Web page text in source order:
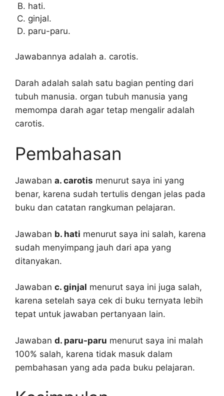
hati.
ginjal.
paru-paru.
Jawabannya adalah a. carotis.
Darah adalah salah satu bagian penting dari
tubuh manusia. organ tubuh manusia yang
memompa darah agar tetap mengalir adalah
carotis.
Pembahasan
Jawaban a. carotis menurut saya ini yang
benar, karena sudah tertulis dengan jelas pada
buku dan catatan rangkuman pelajaran.
Jawaban b. hati menurut saya ini salah, karena
sudah menyimpang jauh dari apa yang
ditanyakan.
Jawaban c. ginjal menurut saya ini juga salah,
karena setelah saya cek di buku ternyata lebih
tepat untuk jawaban pertanyaan lain.
Jawaban d. paru-paru menurut saya ini malah
100% salah, karena tidak masuk dalam
pembahasan yang ada pada buku pelajaran.